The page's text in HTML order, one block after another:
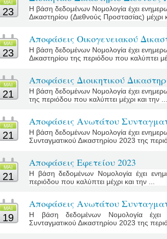
MΑΙ
23
Η βάση δεδομένων Νομολογία έχει
Δικαστηρίου (Διεθνούς Προστασίας) μέχρι
MΑΙ
23
Αποφάσεις Οικογενειακού
Η βάση δεδομένων Νομολογία έχει
Δικαστηρίου της περιόδου που καλύπτει
MΑΙ
21
Αποφάσεις Διοικητικού
Η βάση δεδομένων Νομολογία έχει
της περιόδου που καλύπτει μέχρι και την ...
MΑΙ
21
Αποφάσεις Ανωτάτου
Η βάση δεδομένων Νομολογία έχει
Συνταγματικού Δικαστηρίου 2023 της
MΑΙ
21
Αποφάσεις Εφετείου 2023
Η βάση δεδομένων Νομολογία έχει
περιόδου που καλύπτει μέχρι και την ...
MΑΙ
19
Αποφάσεις Ανωτάτου
Η βάση δεδομένων Νομολογία έχει
Συνταγματικού Δικαστηρίου 2023 της